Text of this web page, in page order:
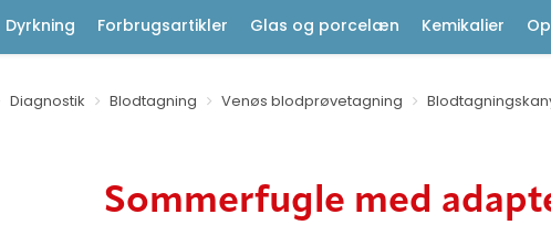
Dyrkning Forbrugsartikler Glas og porcelæn Kemikalier
Diagnostik Blodtagning Venøs blodprøvetagning
Sommerfugle med